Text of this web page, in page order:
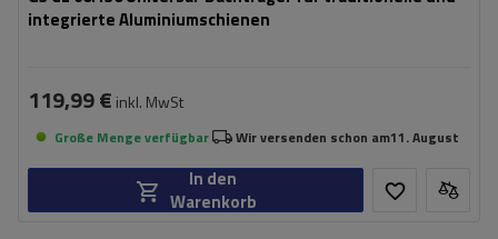
integrierte Aluminiumschienen
119,99 € inkl. MwSt
Große Menge verfügbar Wir versenden schon am11. August
In den
Warenkorb